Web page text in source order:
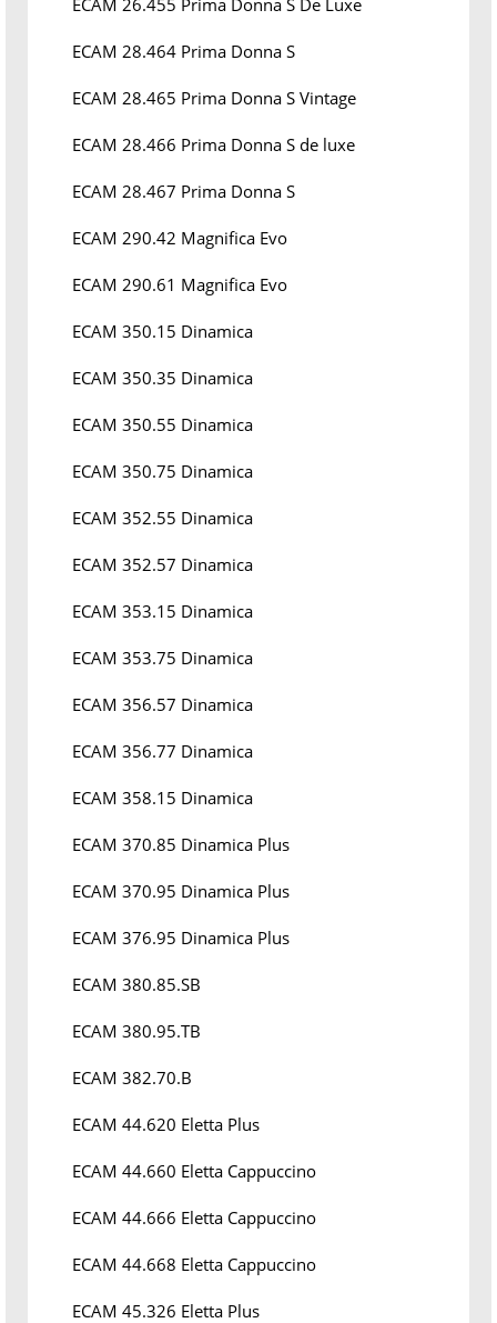
ECAM 26.455 Prima Donna S De Luxe
ECAM 28.464 Prima Donna S
ECAM 28.465 Prima Donna S Vintage
ECAM 28.466 Prima Donna S de luxe
ECAM 28.467 Prima Donna S
ECAM 290.42 Magnifica Evo
ECAM 290.61 Magnifica Evo
ECAM 350.15 Dinamica
ECAM 350.35 Dinamica
ECAM 350.55 Dinamica
ECAM 350.75 Dinamica
ECAM 352.55 Dinamica
ECAM 352.57 Dinamica
ECAM 353.15 Dinamica
ECAM 353.75 Dinamica
ECAM 356.57 Dinamica
ECAM 356.77 Dinamica
ECAM 358.15 Dinamica
ECAM 370.85 Dinamica Plus
ECAM 370.95 Dinamica Plus
ECAM 376.95 Dinamica Plus
ECAM 380.85.SB
ECAM 380.95.TB
ECAM 382.70.B
ECAM 44.620 Eletta Plus
ECAM 44.660 Eletta Cappuccino
ECAM 44.666 Eletta Cappuccino
ECAM 44.668 Eletta Cappuccino
ECAM 45.326 Eletta Plus